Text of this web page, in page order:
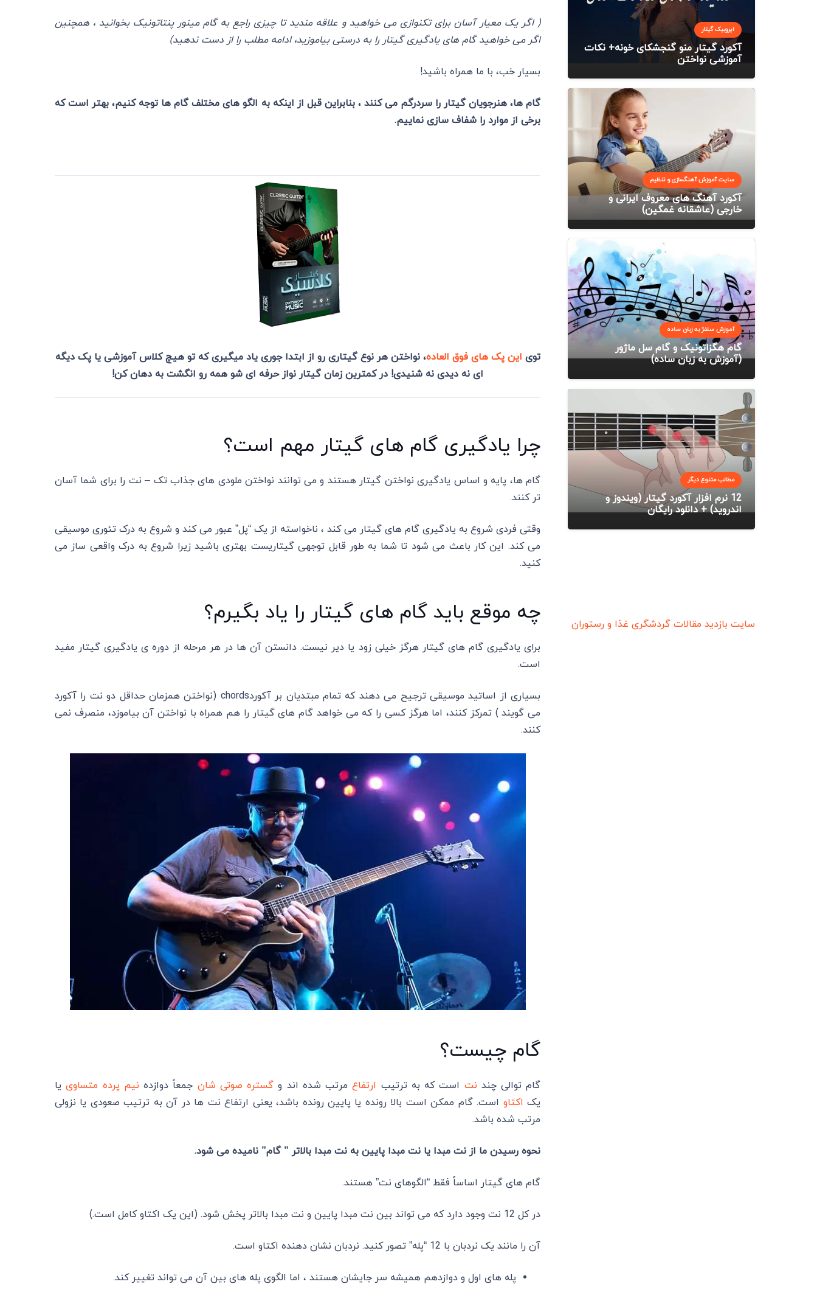
( اگر یک معیار آسان برای تکنوازی می ‌خواهید و علاقه مندید تا چیزی راجع به گام مینور پنتاتونیک بخوانید ، همچنین
اگر می خواهید گام های یادگیری گیتار را به درستی بیاموزید، ادامه مطلب را از دست ندهید)
بسیار خب، با ما همراه باشید!
گام ها، هنرجویان گیتار را سردرگم می کنند ، بنابراین قبل از اینکه به الگو های مختلف گام ها توجه کنیم، بهتر است که
برخی از موارد را شفاف سازی نماییم.
توی این پک های فوق العاده، نواختن هر نوع گیتاری رو از ابتدا جوری یاد میگیری که تو هیچ کلاس آموزشی یا پک دیگه
ای نه دیدی نه شنیدی! در کمترین زمان گیتار نواز حرفه ای شو همه رو انگشت به دهان کن!
چرا یادگیری گام های گیتار مهم است؟
گام ها، پایه و اساس یادگیری نواختن گیتار هستند و می توانند نواختن ملودی های جذاب تک – نت را برای شما آسان
تر کنند.
وقتی فردی شروع به یادگیری گام های گیتار می کند ، ناخواسته از یک “پل” عبور می کند و شروع به درک تئوری موسیقی
می کند. این کار باعث می شود تا شما به طور قابل توجهی گیتاریست بهتری باشید زیرا شروع به درک واقعی ساز می
کنید.
چه موقع باید گام های گیتار را یاد بگیرم؟
برای یادگیری گام های گیتار هرگز خیلی زود یا دیر نیست. دانستن آن ها در هر مرحله از دوره ی یادگیری گیتار مفید
است.
بسیاری از اساتید موسیقی ترجیح می دهند که تمام مبتدیان بر آکوردchords (نواختن همزمان حداقل دو نت را آکورد
می گویند ) تمرکز کنند، اما هرگز کسی را که می خواهد گام های گیتار را هم همراه با نواختن آن بیاموزد، منصرف نمی
کنند.
گام چیست؟
گام توالی چند نت است که به ترتیب ارتفاعمرتب شده ‌اند و گستره صوتی ‌شان جمعاً دوازده نیم‌ پرده متساوییا
یک اکتاو است. گام ممکن است بالا رونده یا پایین ‌رونده باشد، یعنی ارتفاع نت ‌ها در آن به ترتیب صعودی یا نزولی
مرتب شده ‌باشد.
نحوه رسیدن ما از نت مبدا یا نت مبدا پایین به نت مبدا بالاتر ” گام” نامیده می شود.
گام های گیتار اساساً فقط “الگوهای نت” هستند.
در کل 12 نت وجود دارد که می تواند بین نت مبدا پایین و نت مبدا بالاتر پخش شود. (این یک اکتاو کامل است.)
آن را مانند یک نردبان با 12 “پله” تصور کنید. نردبان نشان دهنده اکتاو است.
پله های اول و دوازدهم همیشه سر جایشان هستند ، اما الگوی پله های بین آن می تواند تغییر کند.
ایروبیک گیتار
آکورد گیتار منو گنجشکای خونه+ نکات
آموزشی نواختن
سایت آموزش آهنگسازی و تنظیم
آکورد آهنگ های معروف ایرانی و
خارجی (عاشقانه غمگین)
آموزش سلفژ به زبان ساده
گام هگزاتونیک و گام سل ماژور
(آموزش به زبان ساده)
مطالب متنوع دیگر
12 نرم ‌افزار آکورد گیتار (ویندوز و
اندروید) + دانلود رایگان
سایت بازدید مقالات گردشگری غذا و رستوران